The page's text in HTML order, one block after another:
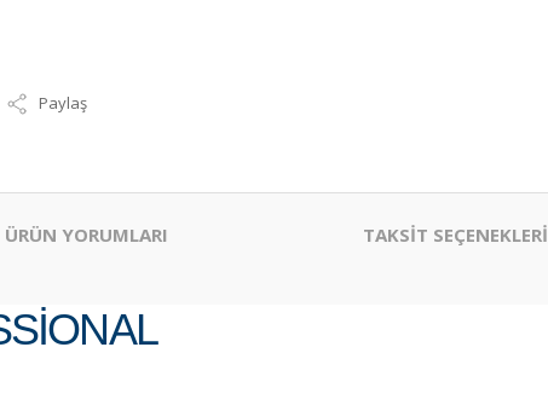
Paylaş
ÜRÜN YORUMLARI TAKSİT SEÇENEKLERİ